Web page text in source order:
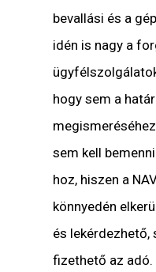
bevallási és a
idén is nagy a
hogy sem a
sem kell
hoz, hiszen a
könnyedén
és lekérdezhető,
fizethető az adó.